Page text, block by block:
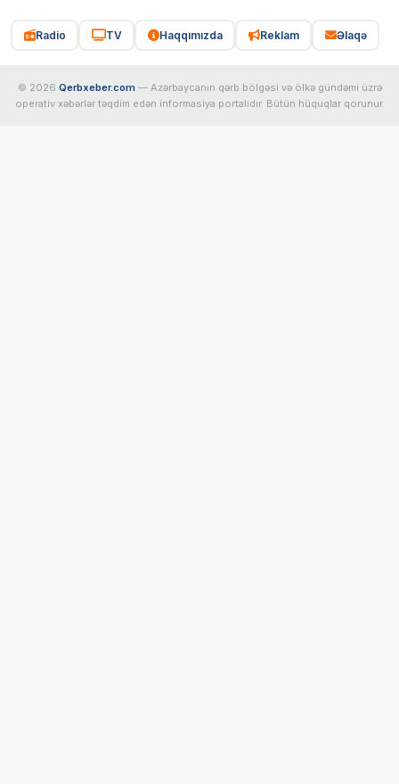
Radio TV Haqqımızda Reklam Əlaqə
© 2026 Qerbxeber.com — Azərbaycanın qərb bölgəsi və ölkə gündəmi üzrə
operativ xəbərlər təqdim edən informasiya portalıdır. Bütün hüquqlar qorunur.